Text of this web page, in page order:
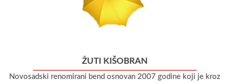
ŽUTI KIŠOBRAN
Novosadski renomirani bend osnovan 2007 godine koji je kroz